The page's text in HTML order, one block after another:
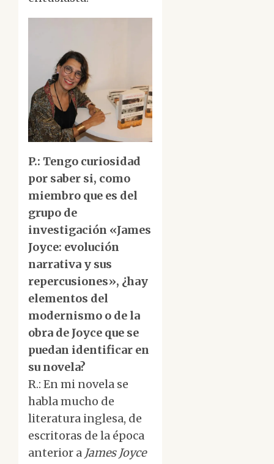
P.: Tengo curiosidad
por saber si, como
miembro que es del
grupo de
investigación «James
Joyce: evolución
narrativa y sus
repercusiones», ¿hay
elementos del
modernismo o de la
obra de Joyce que se
puedan identificar en
su novela?
R.: En mi novela se
habla mucho de
literatura inglesa, de
escritoras de la época
anterior a James Joyce